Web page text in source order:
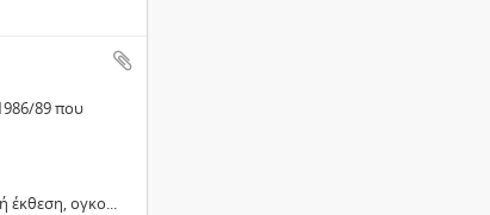
89 που
έκθεση, ογκο...